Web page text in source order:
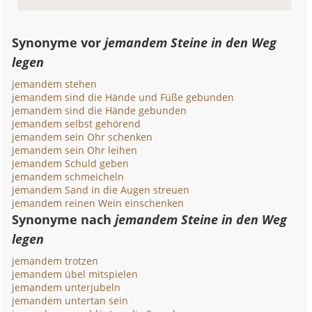
Synonyme vorjemandem Steine in den Weg
legen
jemandem stehen
jemandem sind die Hände und Füße gebunden
jemandem sind die Hände gebunden
jemandem selbst gehörend
jemandem sein Ohr schenken
jemandem sein Ohr leihen
jemandem Schuld geben
jemandem schmeicheln
jemandem Sand in die Augen streuen
jemandem reinen Wein einschenken
Synonyme nachjemandem Steine in den Weg
legen
jemandem trotzen
jemandem übel mitspielen
jemandem unterjubeln
jemandem untertan sein